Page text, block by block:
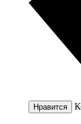
Нравится